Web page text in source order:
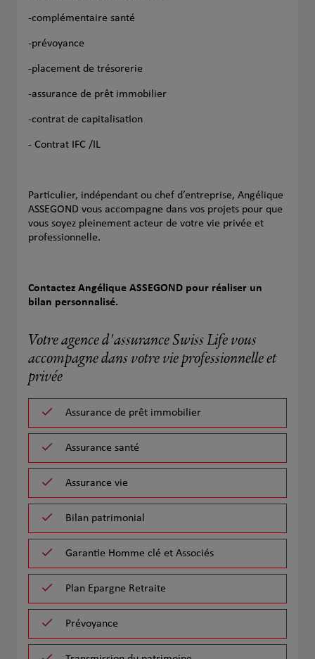
-complémentaire santé
-prévoyance
-placement de trésorerie
-assurance de prêt immobilier
-contrat de capitalisation
- Contrat IFC /IL
Particulier, indépendant ou chef d’entreprise, Angélique
ASSEGOND vous accompagne dans vos projets pour que
vous soyez pleinement acteur de votre vie privée et
professionnelle.
Contactez Angélique ASSEGOND pour réaliser un
bilan personnalisé.
Votre agence d'assurance Swiss Life vous
accompagne dans votre vie professionnelle et
privée
Assurance de prêt immobilier
Assurance santé
Assurance vie
Bilan patrimonial
Garantie Homme clé et Associés
Plan Epargne Retraite
Prévoyance